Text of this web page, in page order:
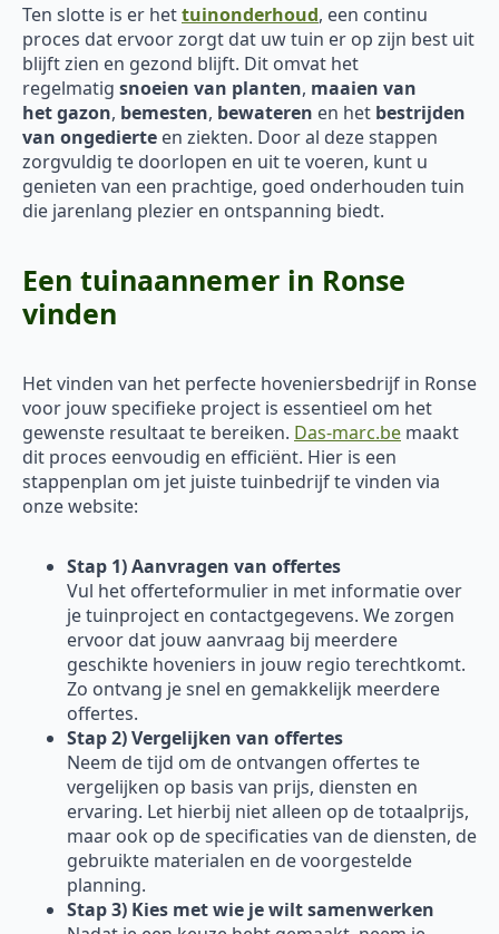
Ten slotte is er hettuinonderhoud, een continu
proces dat ervoor zorgt dat uw tuin er op zijn best uit
blijft zien en gezond blijft. Dit omvat het
regelmatig snoeien van planten, maaien van
hetgazon, bemesten, bewateren en het bestrijden
van ongedierte en ziekten. Door al deze stappen
zorgvuldig te doorlopen en uit te voeren, kunt u
genieten van een prachtige, goed onderhouden tuin
die jarenlang plezier en ontspanning biedt.
Een tuinaannemer in Ronse
vinden
Het vinden van het perfecte hoveniersbedrijf in Ronse
voor jouw specifieke project is essentieel om het
gewenste resultaat te bereiken. Das-marc.be maakt
dit proces eenvoudig en efficiënt. Hier is een
stappenplan om jet juiste tuinbedrijf te vinden via
onze website:
Stap 1) Aanvragen van offertes
Vul het offerteformulier in met informatie over
je tuinproject en contactgegevens. We zorgen
ervoor dat jouw aanvraag bij meerdere
geschikte hoveniers in jouw regio terechtkomt.
Zo ontvang je snel en gemakkelijk meerdere
offertes.
Stap 2) Vergelijken van offertes
Neem de tijd om de ontvangen offertes te
vergelijken op basis van prijs, diensten en
ervaring. Let hierbij niet alleen op de totaalprijs,
maar ook op de specificaties van de diensten, de
gebruikte materialen en de voorgestelde
planning.
Stap 3) Kies met wie je wilt samenwerken